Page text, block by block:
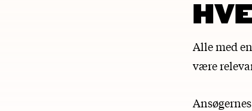
Alle med
være